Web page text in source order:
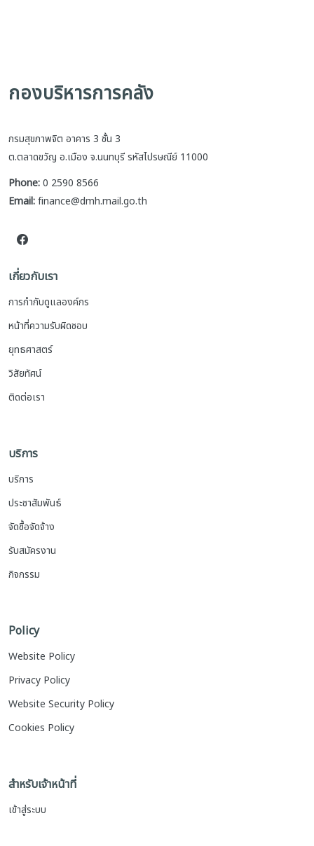
กองบริหารการคลัง
กรมสุขภาพจิต อาคาร 3 ชั้น 3
ต.ตลาดขวัญ อ.เมือง จ.นนทบุรี รหัสไปรษณีย์ 11000
Phone:0 2590 8566
Email:finance@dmh.mail.go.th
เกี่ยวกับเรา
การกำกับดูแลองค์กร
หน้าที่ความรับผิดชอบ
ยุทธศาสตร์
วิสัยทัศน์
ติดต่อเรา
บริการ
บริการ
ประชาสัมพันธ์
จัดซื้อจัดจ้าง
รับสมัครงาน
กิจกรรม
Policy
Website Policy
Privacy Policy
Website Security Policy
Cookies Policy
สำหรับเจ้าหน้าที่
เข้าสู่ระบบ